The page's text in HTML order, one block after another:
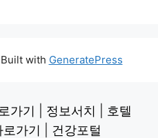
Built with GeneratePress
가기 정보서치
호텔
로가기 건강포털